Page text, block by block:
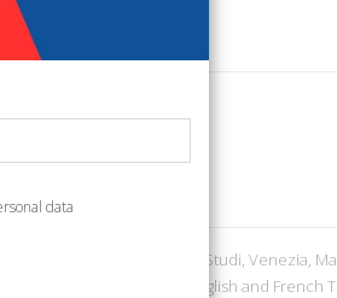
Essays, Works, Reviews
Convegno Internazionale di Studi, Venezia,
C. and Mancini V. Italian, English and
data